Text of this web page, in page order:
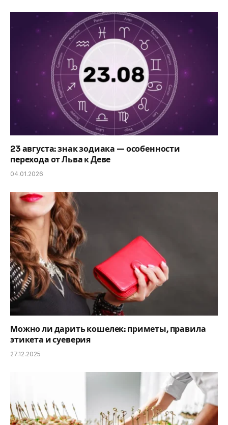
23 августа: знак зодиака — особенности
перехода от Льва к Деве
04.01.2026
Можно ли дарить кошелек: приметы, правила
этикета и суеверия
27.12.2025